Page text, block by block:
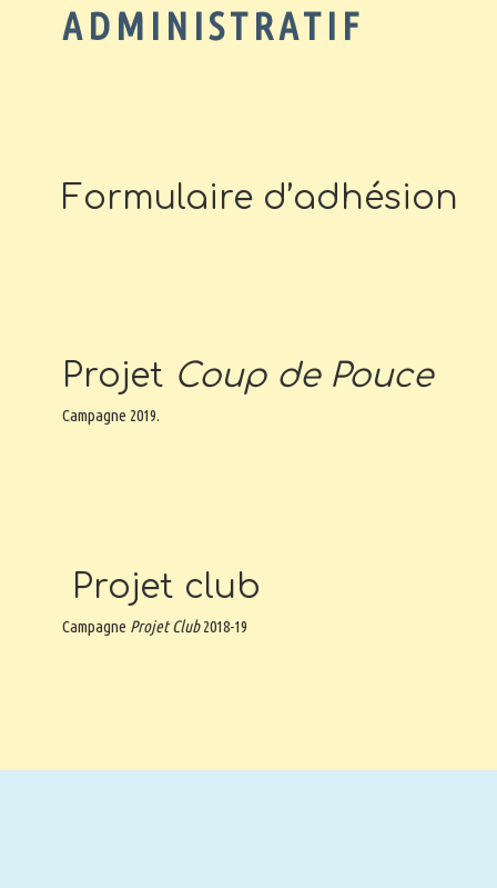
ADMINISTRATIF
Formulaire d’adhésion
Projet Coup de Pouce
Campagne 2019.
Projet club
Campagne Projet Club2018-19